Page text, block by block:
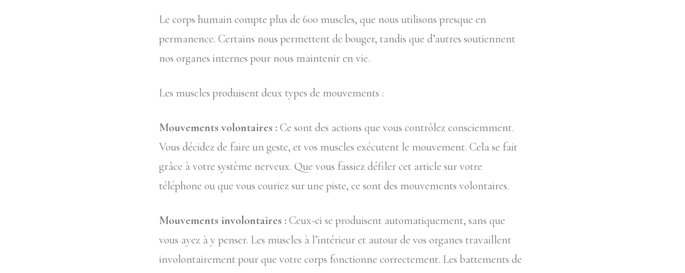
Le corps humain compte plus de 600 muscles, que nous utilisons presque en
permanence. Certains nous permettent de bouger, tandis que d’autres soutiennent
nos organes internes pour nous maintenir en vie.
Les muscles produisent deux types de mouvements :
Mouvements volontaires :Ce sont des actions que vous contrôlez consciemment.
Vous décidez de faire un geste, et vos muscles exécutent le mouvement. Cela se fait
grâce à votre système nerveux. Que vous fassiez défiler cet article sur votre
téléphone ou que vous couriez sur une piste, ce sont des mouvements volontaires.
Mouvements involontaires :Ceux-ci se produisent automatiquement, sans que
vous ayez à y penser. Les muscles à l’intérieur et autour de vos organes travaillent
involontairement pour que votre corps fonctionne correctement. Les battements de